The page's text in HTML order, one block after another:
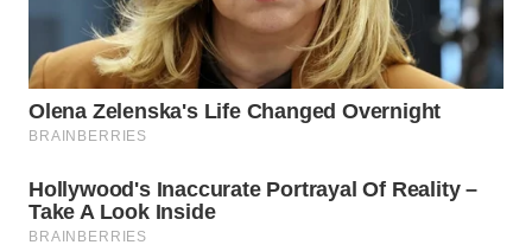
LIKUPANG
WN
LABUANBAJO
BORNEO